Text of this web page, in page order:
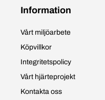
Information
Vårt miljöarbete
Köpvillkor
Integritetspolicy
Vårt hjärteprojekt
Kontakta oss